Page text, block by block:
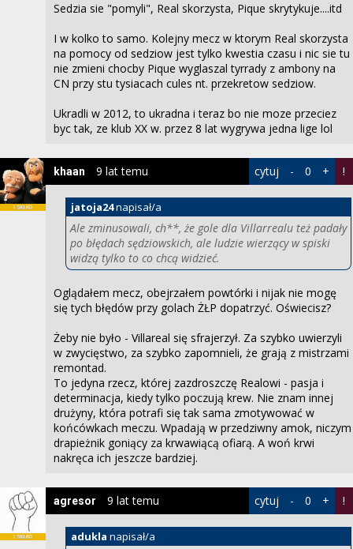
Sedzia sie "pomyli", Real skorzysta, Pique skrytykuje....itd
I w kolko to samo. Kolejny mecz w ktorym Real skorzysta
na pomocy od sedziow jest tylko kwestia czasu i nic sie tu
nie zmieni chocby Pique wyglaszal tyrrady z ambony na
CN przy stu tysiacach cules nt. przekretow sedziow.
Ukradli w 2012, to ukradna i teraz bo nie moze przeciez
byc tak, ze klub XX w. przez 8 lat wygrywa jedna lige lol
jatoja24napisał/a
Ale zminusowali, ch**, że gole dla Villarrealu też padały
po błędach sędziowskich, ale ludzie wierzący w spiski
widzą tylko to co chcą widzieć.
Oglądałem mecz, obejrzałem powtórki i nijak nie mogę
się tych błędów przy golach ŻŁP dopatrzyć. Oświecisz?
Żeby nie było - Villareal się sfrajerzył. Za szybko uwierzyli
w zwycięstwo, za szybko zapomnieli, że grają z mistrzami
remontad.
To jedyna rzecz, której zazdroszczę Realowi - pasja i
determinacja, kiedy tylko poczują krew. Nie znam innej
drużyny, która potrafi się tak sama zmotywować w
końcówkach meczu. Wpadają w przedziwny amok, niczym
drapieżnik goniący za krwawiącą ofiarą. A woń krwi
nakręca ich jeszcze bardziej.
khaan 9 lat temu cytuj - 0 + !
adukla napisał/a
agresor 9 lat temu cytuj - 0 + !